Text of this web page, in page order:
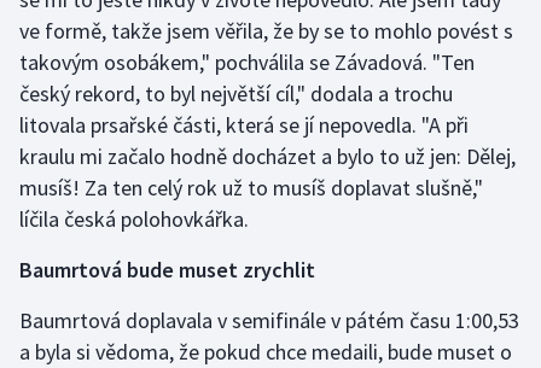
Rychlobruslení
Rychlostní kanoistika
Short track
Sportovní střelba
Stolní tenis
Veslování
ve formě, takže jsem věřila, že by se to mohlo povést s
takovým osobákem," pochválila se Závadová. "Ten
český rekord, to byl největší cíl," dodala a trochu
litovala prsařské části, která se jí nepovedla. "A při
kraulu mi začalo hodně docházet a bylo to už jen: Dělej,
musíš! Za ten celý rok už to musíš doplavat slušně,"
líčila česká polohovkářka.
Baumrtová bude muset zrychlit
Baumrtová doplavala v semifinále v pátém času 1:00,53
a byla si vědoma, že pokud chce medaili, bude muset o